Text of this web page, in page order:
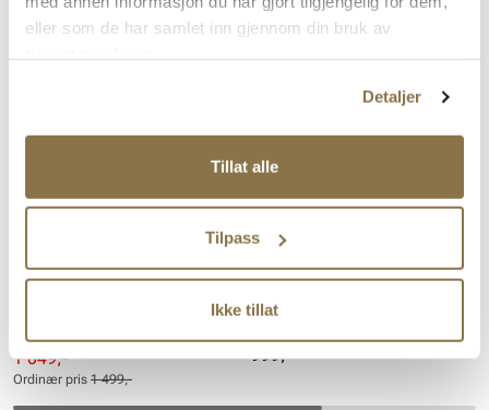
eller som de har samlet inn gjennom din bruk av
Detaljer
Tillat alle
Tilpass
Ikke tillat
Premium dress-sko
Rabattert
pris
Pris
1 049,-
Ordinær
pris
Pris
Ordinær pris 1 499,-
SALG
JOHN WESTBURY 2614 BLACK
999,-